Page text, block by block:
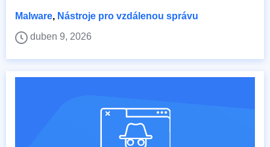
Malware, Nástroje pro vzdálenou správu
duben 9, 2026